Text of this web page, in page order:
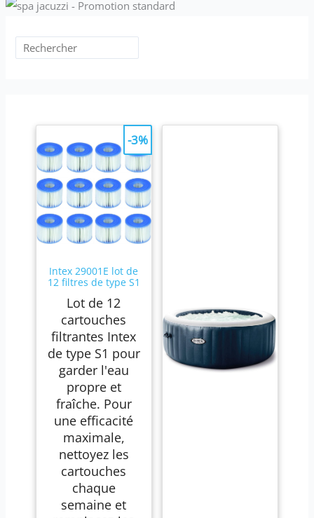
Intex 29001E lot de
12 filtres de type S1
Lot de 12
cartouches
filtrantes Intex
de type S1 pour
garder l'eau
propre et
fraîche. Pour
une efficacité
maximale,
nettoyez les
cartouches
chaque
semaine et
-3%